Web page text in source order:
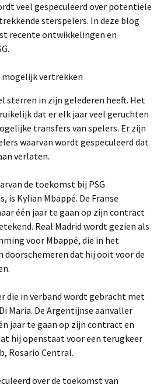
veel gespeculeerd over potentiële
sterspelers. In deze blog
recente ontwikkelingen en
mogelijk vertrekken
sterren in zijn gelederen heeft. Het
dat er elk jaar veel geruchten
transfers van spelers. Er zijn
waarvan wordt gespeculeerd dat
verlaten.
de toekomst bij PSG
is Kylian Mbappé. De Franse
één jaar te gaan op zijn contract
Real Madrid wordt gezien als
voor Mbappé, die in het
doorschemeren dat hij ooit voor de
die in verband wordt gebracht met
Maria. De Argentijnse aanvaller
jaar te gaan op zijn contract en
hij openstaat voor een terugkeer
Rosario Central.
over de toekomst van